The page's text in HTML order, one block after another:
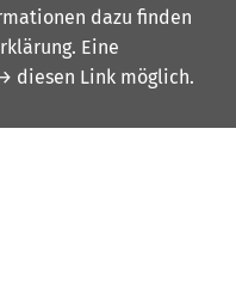
dazu finden
. Eine
diesen Link möglich.